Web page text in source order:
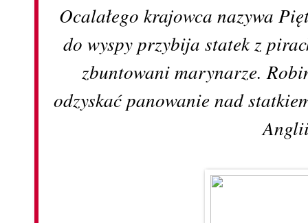
Ocalałego krajowca nazywa
do wyspy przybija statek z
zbuntowani marynarze.
odzyskać panowanie nad